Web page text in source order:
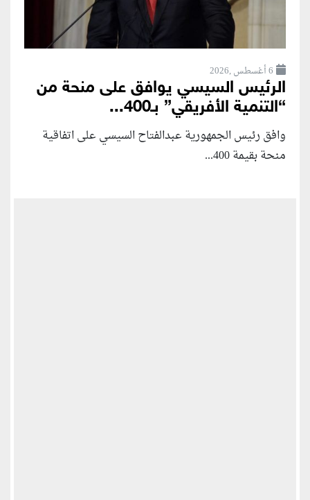
6 أغسطس ,2026
الرئيس السيسي يوافق على منحة من
“التنمية الأفريقي” بـ400...
وافق رئيس الجمهورية عبدالفتاح السيسي على اتفاقية
منحة بقيمة 400...